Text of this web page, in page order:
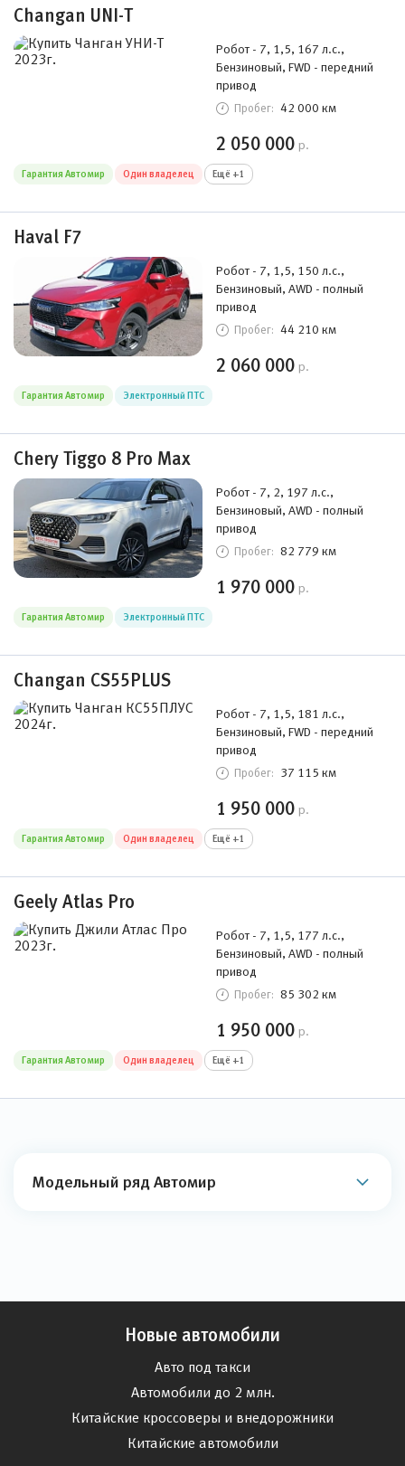
Changan UNI-T
Робот - 7, 1,5, 167 л.с.,
Бензиновый, FWD - передний
привод
Пробег: 42 000 км
2 050 000 р.
Гарантия Автомир Один владелец Ещё +1
Haval F7
Робот - 7, 1,5, 150 л.с.,
Бензиновый, AWD - полный
привод
Пробег: 44 210 км
2 060 000 р.
Гарантия Автомир Электронный ПТС
Chery Tiggo 8 Pro Max
Робот - 7, 2, 197 л.с.,
Бензиновый, AWD - полный
привод
Пробег: 82 779 км
1 970 000 р.
Гарантия Автомир Электронный ПТС
Changan CS55PLUS
Робот - 7, 1,5, 181 л.с.,
Бензиновый, FWD - передний
привод
Пробег: 37 115 км
1 950 000 р.
Гарантия Автомир Один владелец Ещё +1
Geely Atlas Pro
Робот - 7, 1,5, 177 л.с.,
Бензиновый, AWD - полный
привод
Пробег: 85 302 км
1 950 000 р.
Гарантия Автомир Один владелец Ещё +1
Модельный ряд Автомир
Новые автомобили
Авто под такси
Автомобили до 2 млн.
Китайские кроссоверы и внедорожники
Китайские автомобили